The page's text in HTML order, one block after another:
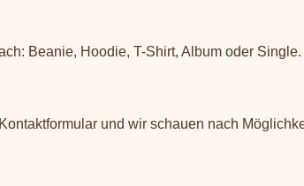
Beanie, Hoodie, T-Shirt, Album oder Single.
und wir schauen nach